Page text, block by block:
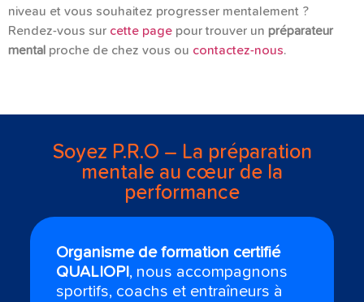
niveau et vous souhaitez progresser mentalement ?
Rendez-vous sur cette page pour trouver un préparateur
mental proche de chez vous ou contactez-nous.
Soyez P.R.O – La préparation
mentale au cœur de la
performance
Organisme de formation certifié
QUALIOPI, nous accompagnons
sportifs, coachs et entraîneurs à